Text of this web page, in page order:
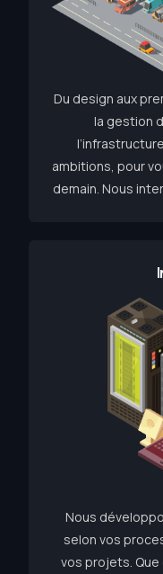
Du design aux
la gestion
ambitions, pour
demain. Nous
Nous
selon vos
vos projets.